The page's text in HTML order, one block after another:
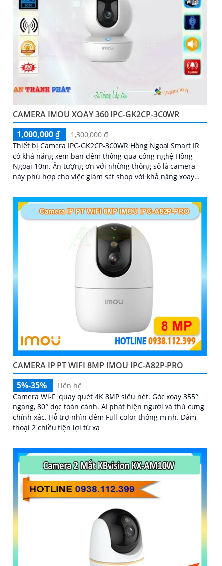
CAMERA IMOU XOAY 360 IPC-GK2CP-3C0WR
1,000,000 ₫
1,300,000 ₫
Thiết bị Camera IPC-GK2CP-3C0WR Hồng Ngoại Smart IR
có khả năng xem ban đêm thông qua công nghệ Hồng
Ngoại 10m. Ấn tượng ơn với những thông số là camera
này phù hợp cho việc giám sát shop với khả năng xoay
CAMERA IP PT WIFI 8MP IMOU IPC-A82P-PRO
5%-35%
Liên hệ
Camera Wi-Fi quay quét 4K 8MP siêu nét. Góc xoay 355°
ngang, 80° dọc toàn cảnh. AI phát hiện người và thú cưng
chính xác. Hỗ trợ nhìn đêm Full-color thông minh. Đàm
thoại 2 chiều tiện lợi từ xa